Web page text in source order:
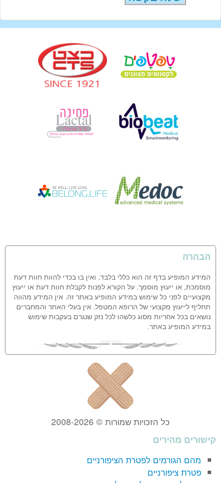
הבהרה
המידע המופיע בדף זה הוא כללי בלבד, ואין בו בכדי להוות חוות דעת
מוסמכת, או ייעוץ מוסמך. על הקורא לפנות לקבלת חוות דעת או ייעוץ
מקצועיים לפני כל שימוש במידע המופיע באתר זה. אין המידע מהווה
תחליף לייעוץ מקצועי של הרופא המטפל. אין בעלי האתר והמחברים
נושאים בכל אחריות מסוג כלשהו לכל נזק שנגרם בעקבות שימוש
במידע המופיע באתר.
כל הזכויות שמורות © 2008-2026
קישורים מהירים
מהם הגורמים לפטרת הציפורניים
פטרת ציפורניים